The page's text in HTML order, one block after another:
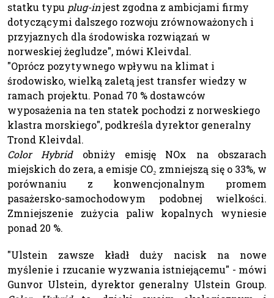
statku typu plug-injest zgodna z ambicjami firmy
dotyczącymi dalszego rozwoju zrównoważonych i
przyjaznych dla środowiska rozwiązań w
norweskiej żegludze", mówi Kleivdal.
"Oprócz pozytywnego wpływu na klimat i
środowisko, wielką zaletą jest transfer wiedzy w
ramach projektu. Ponad 70 % dostawców
wyposażenia na ten statek pochodzi z norweskiego
klastra morskiego", podkreśla dyrektor generalny
Trond Kleivdal.
Color Hybridobniży emisję NOx na obszarach
miejskich do zera, a emisje CO₂ zmniejszą się o 33%, w
porównaniu z konwencjonalnym promem
pasażersko-samochodowym podobnej wielkości.
Zmniejszenie zużycia paliw kopalnych wyniesie
ponad 20 %.
"Ulstein zawsze kładł duży nacisk na nowe
myślenie i rzucanie wyzwania istniejącemu" - mówi
Gunvor Ulstein, dyrektor generalny Ulstein Group.